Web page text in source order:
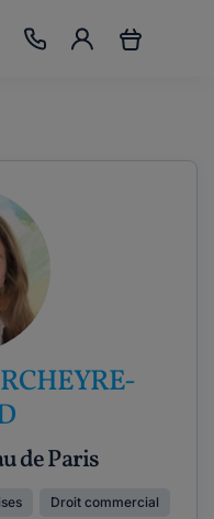
de Paris
Droit commercial